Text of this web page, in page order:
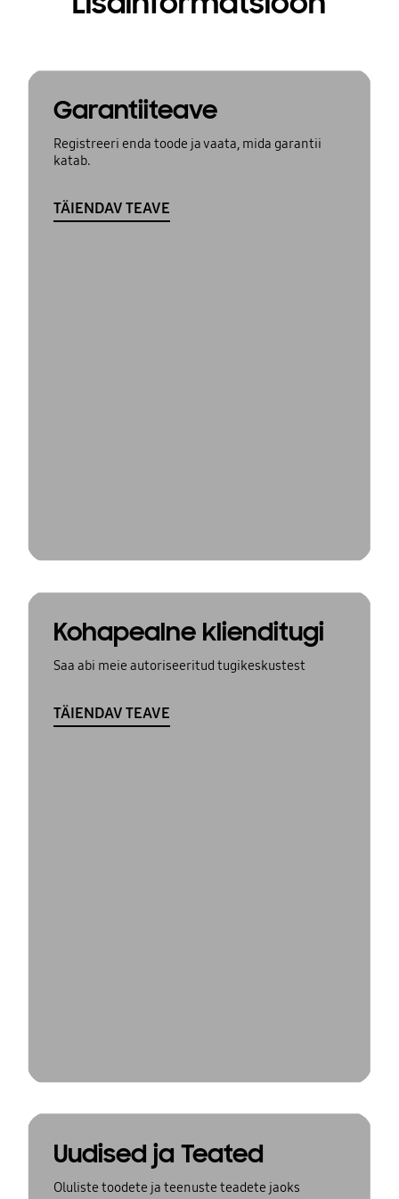
Garantiiteave
Registreeri enda toode ja vaata, mida garantii
katab.
TÄIENDAV TEAVE
Kohapealne klienditugi
Saa abi meie autoriseeritud tugikeskustest
TÄIENDAV TEAVE
Uudised ja Teated
Oluliste toodete ja teenuste teadete jaoks